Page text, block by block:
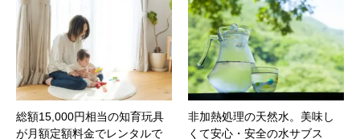
総額15,000円相当の知育玩具
が月額定額料金でレンタルで
非加熱処理の天然水。美味し
くて安心・安全の水サブス